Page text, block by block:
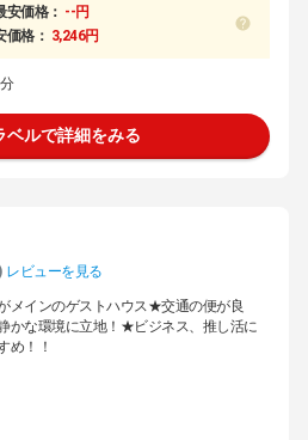
安価格： --円
価格： 3,246円
ベルで詳細をみる
レビューを見る
メインのゲストハウス★交通の便が良
かな環境に立地！★ビジネス、推し活に
め！！